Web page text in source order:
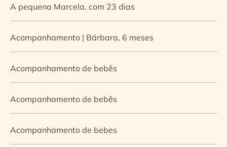
A pequena Marcela, com 23 dias
Acompanhamento | Bárbara, 6 meses
Acompanhamento de bebês
Acompanhamento de bebês
Acompanhamento de bebes